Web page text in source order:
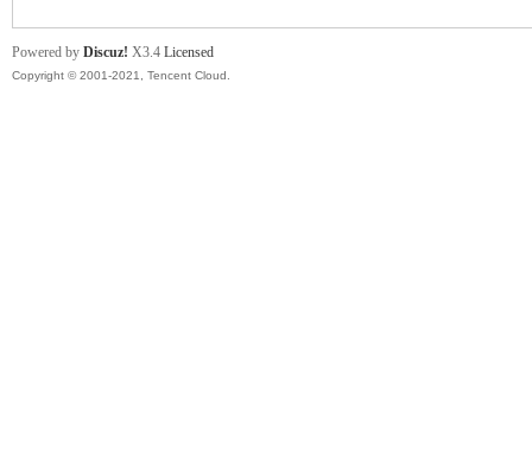
Powered by Discuz! X3.4 Licensed
Copyright © 2001-2021, Tencent Cloud.